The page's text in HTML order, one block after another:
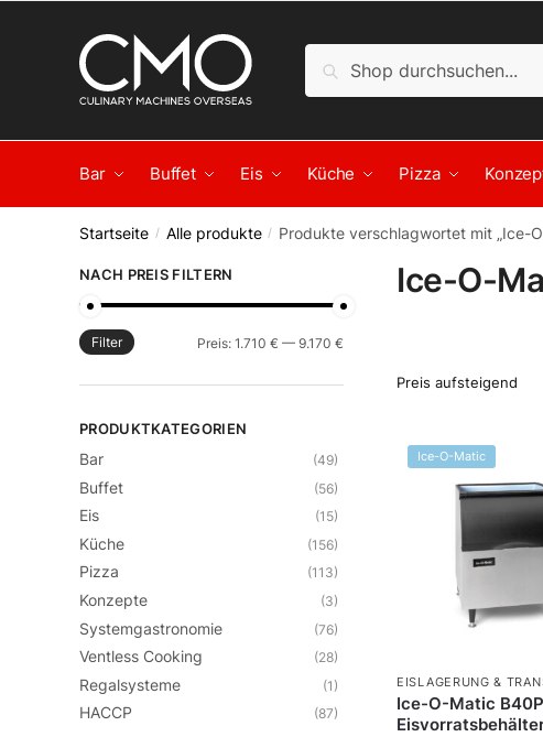
Suche
Bar Buffet Eis Küche Pizza
Startseite / Alle produkte / Produkte verschlagwortet mit „Ice-
Ice-O-
Ice-O-Matic
EISLAGERUNG &
Ice-O-Matic
NACH PREIS FILTERN
Filter Preis: 1.710 € — 9.170 €
PRODUKTKATEGORIEN
Bar (49)
Buffet (56)
Eis (15)
Küche (156)
Pizza (113)
Konzepte (3)
Systemgastronomie (76)
Ventless Cooking (28)
Regalsysteme (1)
HACCP (87)